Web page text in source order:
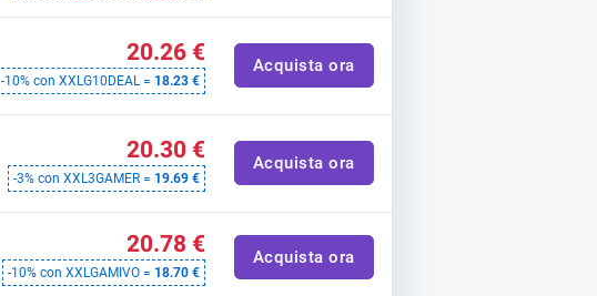
20.26 €
-10% con XXLG10DEAL = 18.23 €
Acquista ora
20.30 €
-3% con XXL3GAMER = 19.69 €
Acquista ora
20.78 €
-10% con XXLGAMIVO = 18.70 €
Acquista ora